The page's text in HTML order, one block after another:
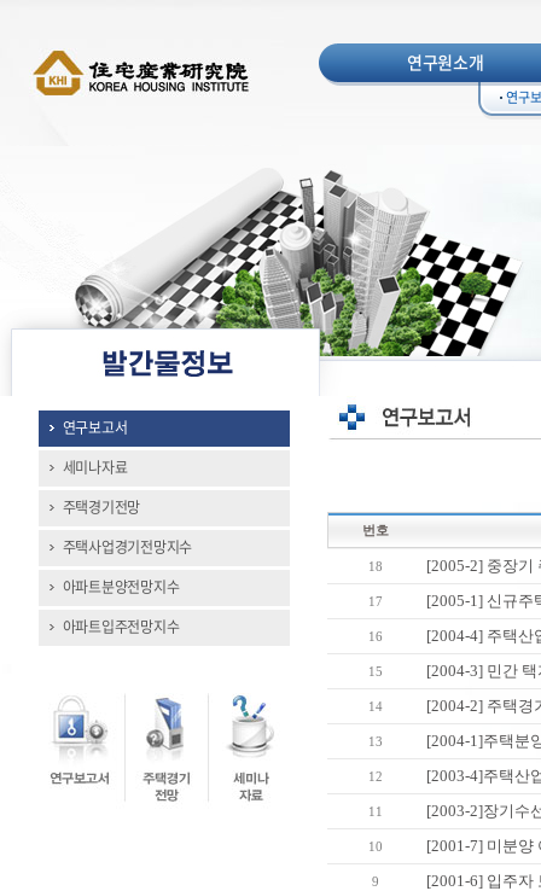
연구원소개
연구
연구보고서
세미나자료
주택경기전망
주택사업경기전망지수
아파트분양전망지수
아파트입주전망지수
번호
18 [2005-2] 중장기
17 [2005-1] 신규주
16 [2004-4] 주택산
15 [2004-3] 민간
14 [2004-2] 주택경
13 [2004-1]주택분
12 [2003-4]주택산
11 [2003-2]장기수
10 [2001-7] 미분양
9 [2001-6] 입주자